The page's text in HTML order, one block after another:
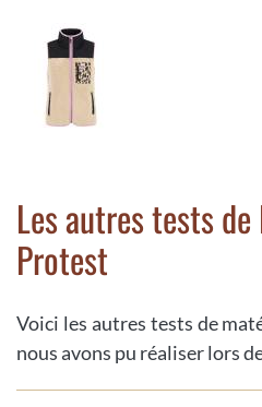
Les autres tests
Protest
Voici les autres tests de
nous avons pu réaliser lors